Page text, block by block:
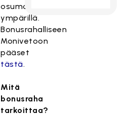
osuman
ympärillä.
Bonusrahalliseen
Monivetoon
pääset
tästä.
Mitä
bonusraha
tarkoittaa?